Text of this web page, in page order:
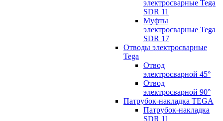
электросварные Tega
SDR 11
Муфты
электросварные Tega
SDR 17
Отводы электросварные
Tega
Отвод
электросварной 45°
Отвод
электросварной 90°
Патрубок-накладка TEGA
Патрубок-накладка
SDR 11